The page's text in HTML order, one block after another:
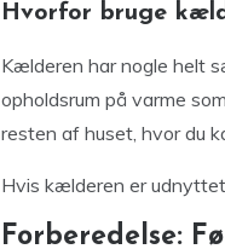
Hvorfor bruge
Kælderen har nogle helt
opholdsrum på varme
resten af huset, hvor du
Hvis kælderen er
Forberedelse: